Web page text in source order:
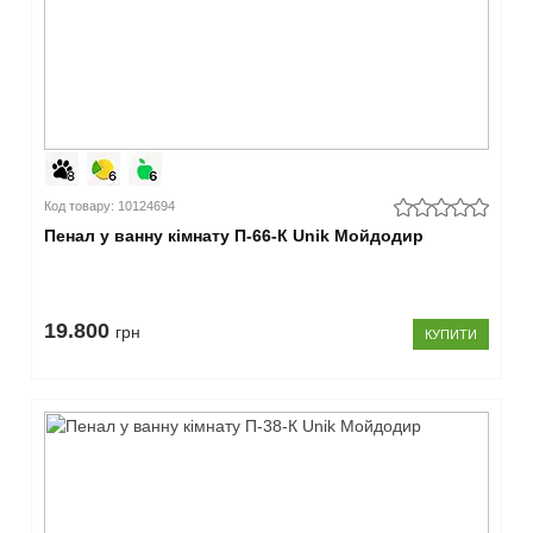
Код товару: 10124694
Пенал у ванну кімнату П-66-К Unik Мойдодир
19.800 грн КУПИТИ